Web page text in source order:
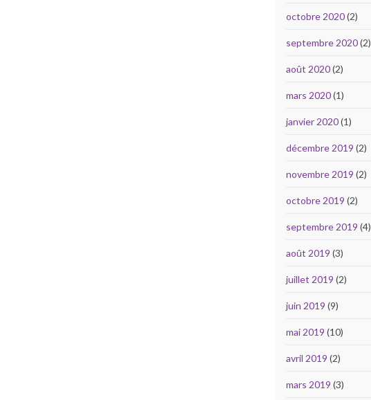
octobre 2020(2)
septembre 2020(2)
août 2020(2)
mars 2020(1)
janvier 2020(1)
décembre 2019 (2)
novembre 2019 (2)
octobre 2019 (2)
septembre 2019 (4)
août 2019 (3)
juillet 2019 (2)
juin 2019 (9)
mai 2019 (10)
avril 2019 (2)
mars 2019 (3)